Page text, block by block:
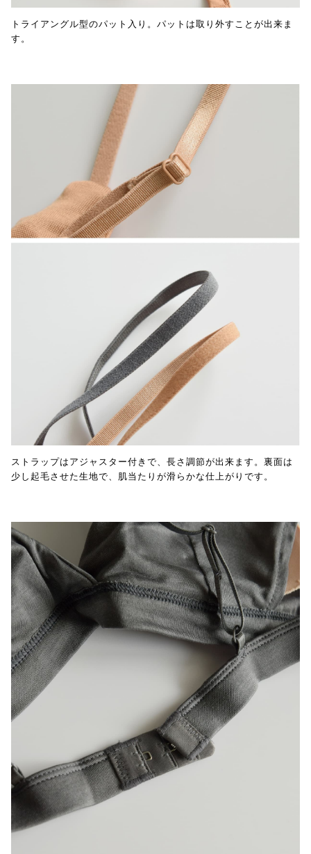
トライアングル型のパット入り。パットは取り外すことが出来ま
す。
ストラップはアジャスター付きで、長さ調節が出来ます。裏面は
少し起毛させた生地で、肌当たりが滑らかな仕上がりです。